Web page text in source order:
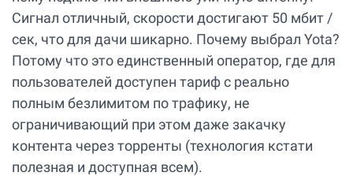
Сигнал отличный, скорости достигают 50 мбит /
сек, что для дачи шикарно. Почему выбрал Yota?
Потому что это единственный оператор, где для
пользователей доступен тариф с реально
полным безлимитом по трафику, не
ограничивающий при этом даже закачку
контента через торренты (технология кстати
полезная и доступная всем).